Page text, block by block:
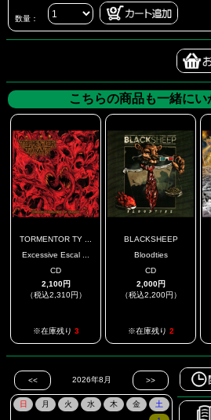
数量：
こちらの商品も一緒にい
TORMENTOR TY ...
Excessive Escal ...
CD
2,100円
（税込2,310円）
※在庫残り 3
BLACKSHEEP
Bloodties
CD
2,000円
（税込2,200円）
※在庫残り 2